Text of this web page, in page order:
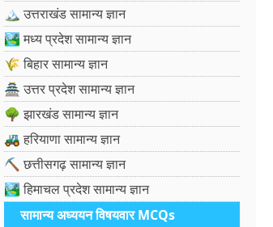
🏔️ उत्तराखंड सामान्य ज्ञान
🏞️ मध्य प्रदेश सामान्य ज्ञान
🌾 बिहार सामान्य ज्ञान
🏯 उत्तर प्रदेश सामान्य ज्ञान
🌳 झारखंड सामान्य ज्ञान
🚜 हरियाणा सामान्य ज्ञान
⛏️ छत्तीसगढ़ सामान्य ज्ञान
🏞️ हिमाचल प्रदेश सामान्य ज्ञान
सामान्य अध्ययन विषयवार MCQs